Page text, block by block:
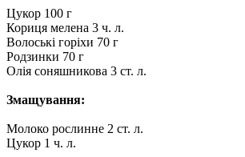
Цукор 100 г
Кориця мелена 3 ч. л.
Волоські горіхи 70 г
Родзинки 70 г
Олія соняшникова 3 ст. л.
Змащування:
Молоко рослинне 2 ст. л.
Цукор 1 ч. л.